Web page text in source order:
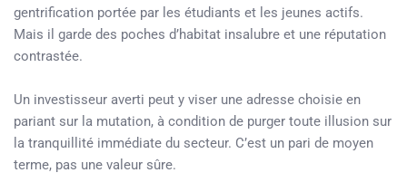
gentrification portée par les étudiants et les jeunes actifs.
Mais il garde des poches d’habitat insalubre et une réputation
contrastée.
Un investisseur averti peut y viser une adresse choisie en
pariant sur la mutation, à condition de purger toute illusion sur
la tranquillité immédiate du secteur. C’est un pari de moyen
terme, pas une valeur sûre.